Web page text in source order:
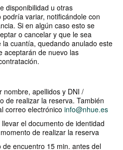
disponibilidad u otras
variar, notificándole con
Si en algún caso esto se
o cancelar y que le sea
la cuantía, quedando anulado este
aceptarán de nuevo las
nombre, apellidos y DNI /
de realizar la reserva. También
correo electrónico info@nhue.es
el documento de identidad
de realizar la reserva
encuentro 15 min. antes del